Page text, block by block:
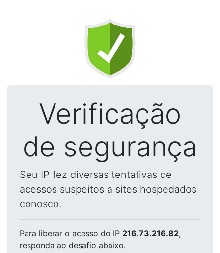
Verificação
de segurança
Seu IP fez diversas tentativas de
acessos suspeitos a sites hospedados
conosco.
Para liberar o acesso do IP 216.73.216.82,
responda ao desafio abaixo.